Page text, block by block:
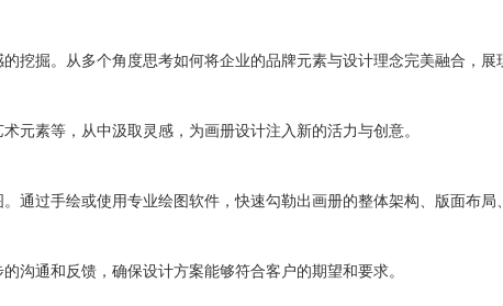
挖掘。从多个角度思考如何将企业的品牌元素与设计理念完美融合，展
元素等，从中汲取灵感，为画册设计注入新的活力与创意。
通过手绘或使用专业绘图软件，快速勾勒出画册的整体架构、版面布局
沟通和反馈，确保设计方案能够符合客户的期望和要求。